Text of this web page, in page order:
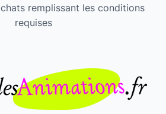
remplissant les conditions
requises